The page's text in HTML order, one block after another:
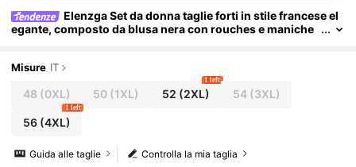
Elenzga Set da donna taglie forti in stile francese el
egante, composto da blusa nera con rouches e maniche
Misure IT
48 (0XL) 50 (1XL) 52 (2XL)
1 left
54(3XL)
56(4XL)
1 left
Controlla la mia taglia
Guida alle taglie